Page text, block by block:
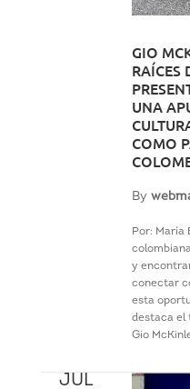
GIO
RAÍCES
UNA
COMO
By
Por: María
y
conectar
esta
destaca el
Gio
JUL